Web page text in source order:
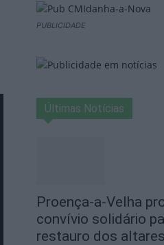
PUBLICIDADE
Últimas Notícias
Proença-a-Velha
convívio solidário
restauro dos